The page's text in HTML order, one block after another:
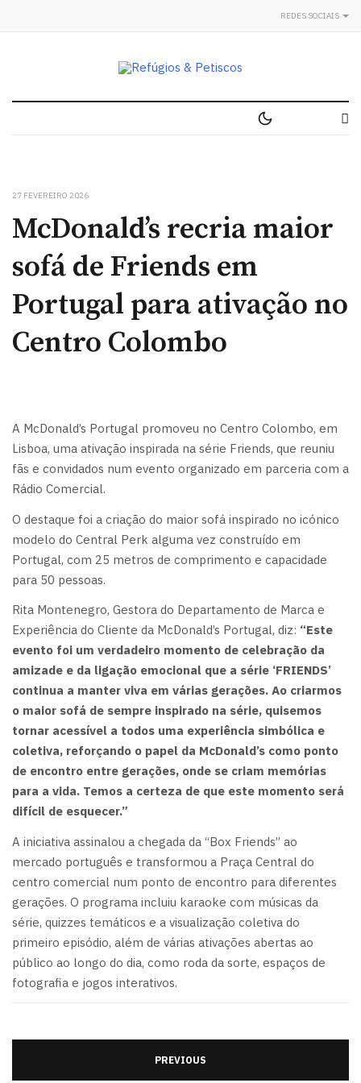
REDES SOCIAIS
27 FEVEREIRO 2026
McDonald’s recria maior
sofá de Friends em
Portugal para ativação no
Centro Colombo
A McDonald’s Portugal promoveu no Centro Colombo, em
Lisboa, uma ativação inspirada na série Friends, que reuniu
fãs e convidados num evento organizado em parceria com a
Rádio Comercial.
O destaque foi a criação do maior sofá inspirado no icónico
modelo do Central Perk alguma vez construído em
Portugal, com 25 metros de comprimento e capacidade
para 50 pessoas.
Rita Montenegro, Gestora do Departamento de Marca e
Experiência do Cliente da McDonald’s Portugal, diz: “Este
evento foi um verdadeiro momento de celebração da
amizade e da ligação emocional que a série ‘FRIENDS’
continua a manter viva em várias gerações. Ao criarmos
o maior sofá de sempre inspirado na série, quisemos
tornar acessível a todos uma experiência simbólica e
coletiva, reforçando o papel da McDonald’s como ponto
de encontro entre gerações, onde se criam memórias
para a vida. Temos a certeza de que este momento será
difícil de esquecer.”
A iniciativa assinalou a chegada da “Box Friends” ao
mercado português e transformou a Praça Central do
centro comercial num ponto de encontro para diferentes
gerações. O programa incluiu karaoke com músicas da
série, quizzes temáticos e a visualização coletiva do
primeiro episódio, além de várias ativações abertas ao
público ao longo do dia, como roda da sorte, espaços de
fotografia e jogos interativos.
PREVIOUS